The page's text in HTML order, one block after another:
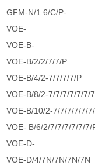
GFM-N/1.6/C/P-
VOE-
VOE-B-
VOE-B/2/2/7/7/P
VOE-B/4/2-7/7/7/7/P
VOE-B/8/2-7/7/7/7/7/7/
VOE-B/10/2-7/7/7/7/7/
VOE- B/6/2/7/7/7/7/7/7/
VOE-D-
VOE-D/4/7N/7N/7N/7N